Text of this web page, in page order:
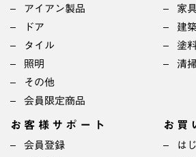
アイアン製品
ドア
タイル
照明
その他
会員限定商品
家具
建
塗
清
お客様サポート
会員登録
お買
は